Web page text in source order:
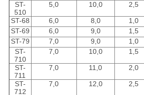
ST-
510
5,0 10,0 2,5
ST-68 6,0 8,0 1,0
ST-69
6,0 9,0 1,5
ST-79
7,0 9,0 1,0
ST-
710
7,0 10,0 1,5
ST-
711
7,0 11,0 2,0
ST-
712
7,0 12,0 2,5